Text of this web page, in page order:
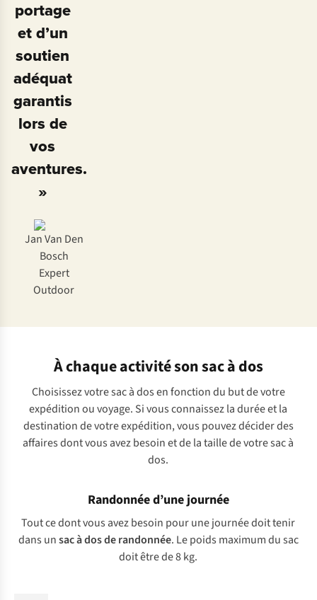
portage
et d’un
soutien
adéquat
garantis
lors de
vos
aventures.
»
Jan Van Den
Bosch
Expert
Outdoor
À chaque activité son sac à dos
Choisissez votre sac à dos en fonction du but de votre
expédition ou voyage. Si vous connaissez la durée et la
destination de votre expédition, vous pouvez décider des
affaires dont vous avez besoin et de la taille de votre sac à
dos.
Randonnée d’une journée
Tout ce dont vous avez besoin pour une journée doit tenir
dans unsac à dos de randonnée. Le poids maximum du sac
doit être de 8 kg.